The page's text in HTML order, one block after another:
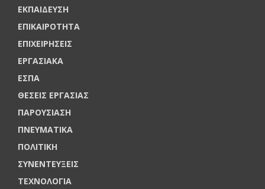
ΕΚΠΑΙΔΕΥΣΗ
ΕΠΙΚΑΙΡΟΤΗΤΑ
ΕΠΙΧΕΙΡΗΣΕΙΣ
ΕΡΓΑΣΙΑΚΑ
ΕΣΠΑ
ΘΕΣΕΙΣ ΕΡΓΑΣΙΑΣ
ΠΑΡΟΥΣΙΑΣΗ
ΠΝΕΥΜΑΤΙΚΑ
ΠΟΛΙΤΙΚΗ
ΣΥΝΕΝΤΕΥΞΕΙΣ
ΤΕΧΝΟΛΟΓΙΑ